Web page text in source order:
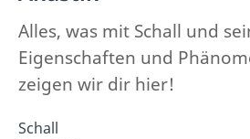
Alles, was mit Schall und
Eigenschaften und
zeigen wir dir hier!
Schall